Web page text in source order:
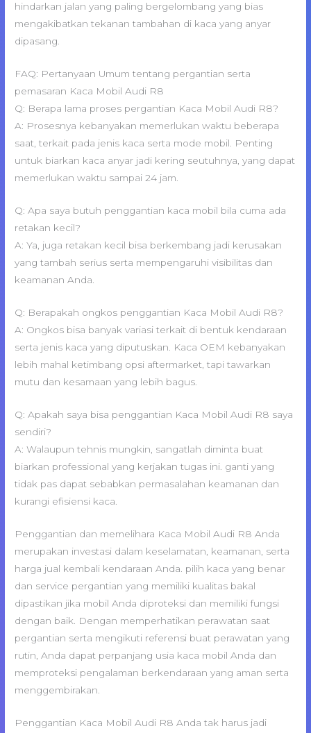
hindarkan jalan yang paling bergelombang yang bias
mengakibatkan tekanan tambahan di kaca yang anyar
dipasang.
FAQ: Pertanyaan Umum tentang pergantian serta
pemasaran Kaca Mobil Audi R8
Q: Berapa lama proses pergantian Kaca Mobil Audi R8?
A: Prosesnya kebanyakan memerlukan waktu beberapa
saat, terkait pada jenis kaca serta mode mobil. Penting
untuk biarkan kaca anyar jadi kering seutuhnya, yang dapat
memerlukan waktu sampai 24 jam.
Q: Apa saya butuh penggantian kaca mobil bila cuma ada
retakan kecil?
A: Ya, juga retakan kecil bisa berkembang jadi kerusakan
yang tambah serius serta mempengaruhi visibilitas dan
keamanan Anda.
Q: Berapakah ongkos penggantian Kaca Mobil Audi R8?
A: Ongkos bisa banyak variasi terkait di bentuk kendaraan
serta jenis kaca yang diputuskan. Kaca OEM kebanyakan
lebih mahal ketimbang opsi aftermarket, tapi tawarkan
mutu dan kesamaan yang lebih bagus.
Q: Apakah saya bisa penggantian Kaca Mobil Audi R8 saya
sendiri?
A: Walaupun tehnis mungkin, sangatlah diminta buat
biarkan professional yang kerjakan tugas ini. ganti yang
tidak pas dapat sebabkan permasalahan keamanan dan
kurangi efisiensi kaca.
Penggantian dan memelihara Kaca Mobil Audi R8 Anda
merupakan investasi dalam keselamatan, keamanan, serta
harga jual kembali kendaraan Anda. pilih kaca yang benar
dan service pergantian yang memiliki kualitas bakal
dipastikan jika mobil Anda diproteksi dan memiliki fungsi
dengan baik. Dengan memperhatikan perawatan saat
pergantian serta mengikuti referensi buat perawatan yang
rutin, Anda dapat perpanjang usia kaca mobil Anda dan
memproteksi pengalaman berkendaraan yang aman serta
menggembirakan.
Penggantian Kaca Mobil Audi R8 Anda tak harus jadi